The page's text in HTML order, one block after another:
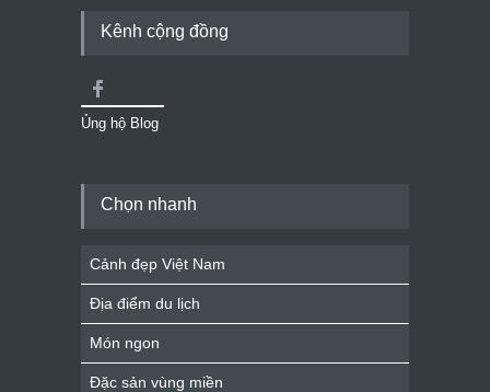
Kênh cộng đồng
Ủng hộ Blog
Chọn nhanh
Cảnh đẹp Việt Nam
Địa điểm du lịch
Món ngon
Đặc sản vùng miền